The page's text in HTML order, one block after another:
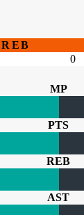
REB
0
MP
PTS
REB
AST